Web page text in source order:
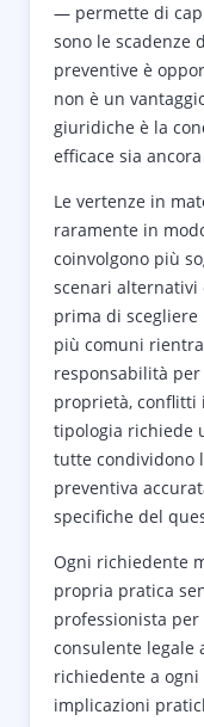
— permette di
sono le scadenze
preventive è
non è un
giuridiche è la
efficace sia
Le vertenze in
raramente in
coinvolgono più
scenari alternativi
prima di
più comuni
responsabilità
proprietà, conflitti
tipologia richiede
tutte condividono
preventiva
specifiche del
Ogni richiedente
propria pratica
professionista
consulente legale
richiedente a
implicazioni